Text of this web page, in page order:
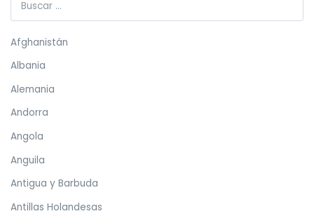
Afghanistán
Albania
Alemania
Andorra
Angola
Anguila
Antigua y Barbuda
Antillas Holandesas